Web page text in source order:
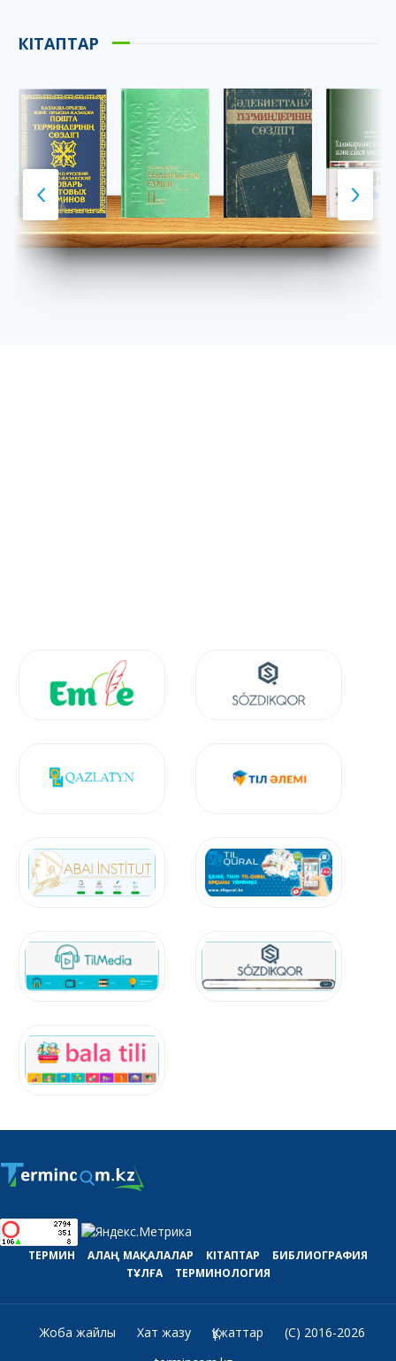
КІТАПТАР
ТЕРМИН АЛАҢ МАҚАЛАЛАР КІТАПТАР
БИБЛИОГРАФИЯ
ТҰЛҒА
ТЕРМИНОЛОГИЯ
Жоба жайлы Хат жазу Құжаттар
(C) 2016-2026